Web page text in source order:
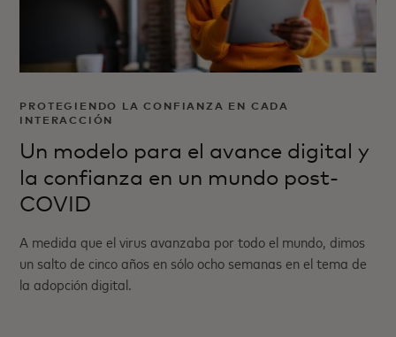
PROTEGIENDO LA CONFIANZA EN CADA
INTERACCIÓN
Un modelo para el avance digital y
la confianza en un mundo post-
COVID
A medida que el virus avanzaba por todo el mundo, dimos
un salto de cinco años en sólo ocho semanas en el tema de
la adopción digital.